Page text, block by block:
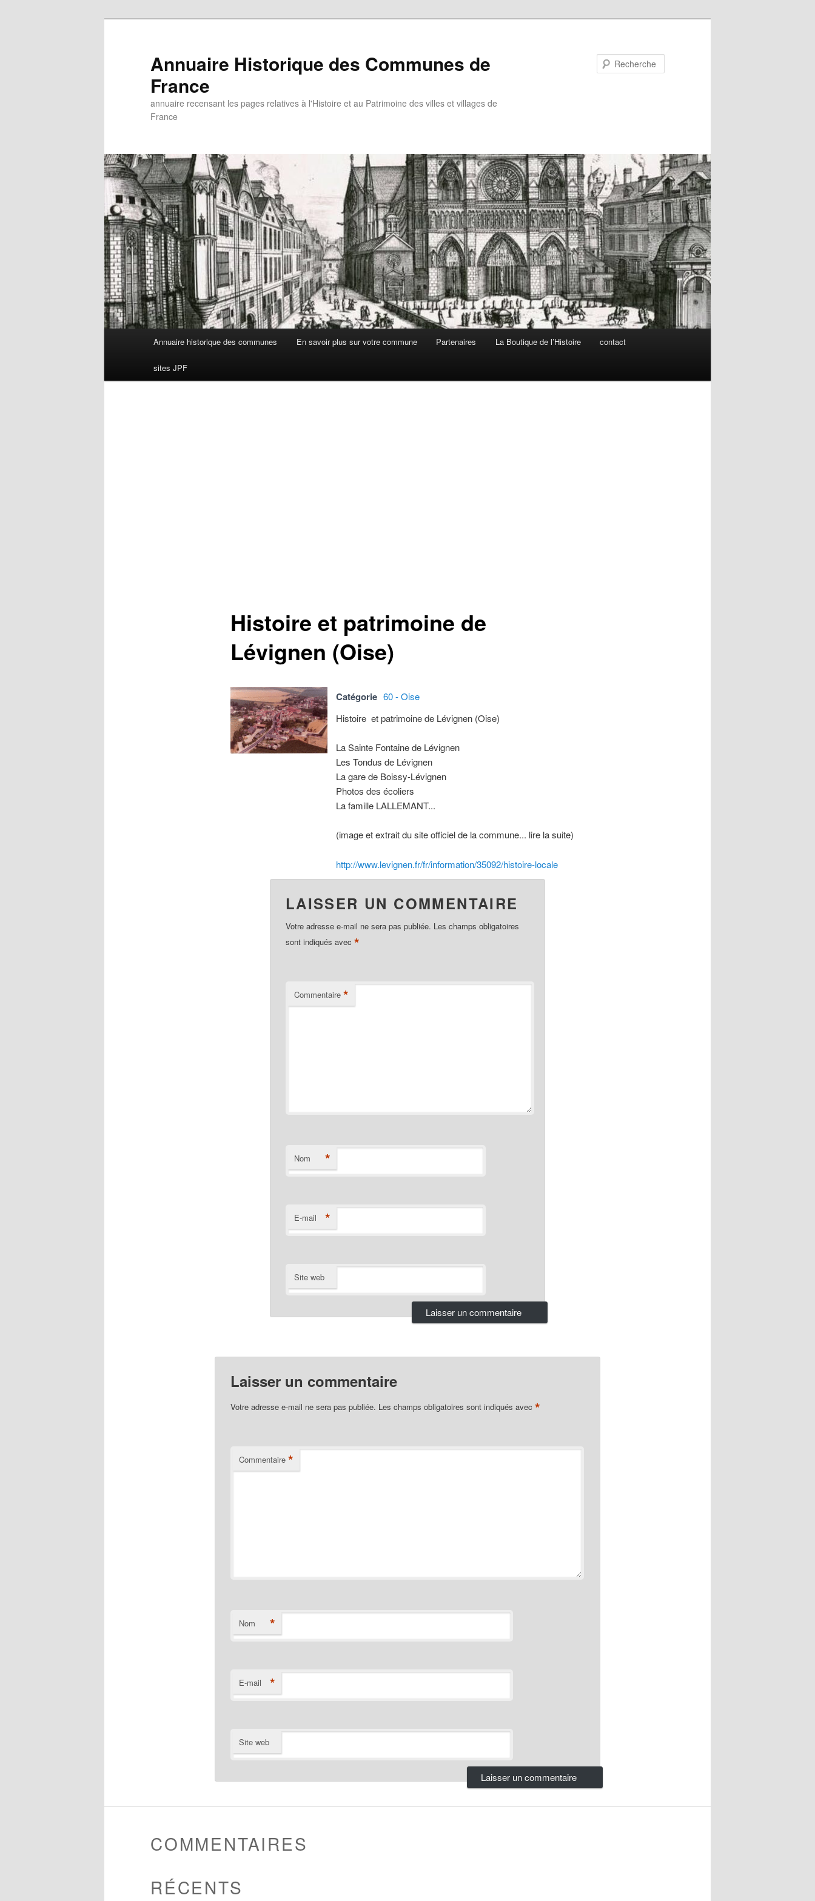
Annuaire Historique des Communes de
France
annuaire recensant les pages relatives à l'Histoire et au Patrimoine des villes et villages de
France
principal
Annuaire historique des communes En savoir plus sur votre commune Partenaires La Boutique de l’Histoire contact
sites JPF
Histoire et patrimoine de
Lévignen (Oise)
Catégorie 60 - Oise
Histoire et patrimoine de Lévignen (Oise)
La Sainte Fontaine de Lévignen
Les Tondus de Lévignen
La gare de Boissy-Lévignen
Photos des écoliers
La famille LALLEMANT...
(image et extrait du site officiel de la commune... lire la suite)
http://www.levignen.fr/fr/information/35092/histoire-locale
LAISSER UN COMMENTAIRE
Votre adresse e-mail ne sera pas publiée. Les champs obligatoires
sont indiqués avec *
Commentaire *
Nom *
E-mail *
Site web
Laisser un commentaire
Votre adresse e-mail ne sera pas publiée. Les champs obligatoires sont indiqués avec *
Commentaire *
Nom *
E-mail *
Site web
COMMENTAIRES
RÉCENTS